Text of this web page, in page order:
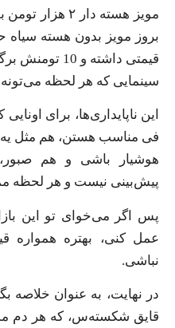
مویز هسته دار ۲
قیمتی داشته
سینمایی که هر لحظه
این ناپایداری‌ها، برای
فی مناسب هستن، هم مثل یه
هوشیار باشی و هم
پیش‌بینی نیست و هر لحظه
پس اگر می‌خوای تو این
عمل کنی، بهتره
نباشی.
در نهایت، به عنوان خلاصه
قایق شکسته‌س، که هر دم